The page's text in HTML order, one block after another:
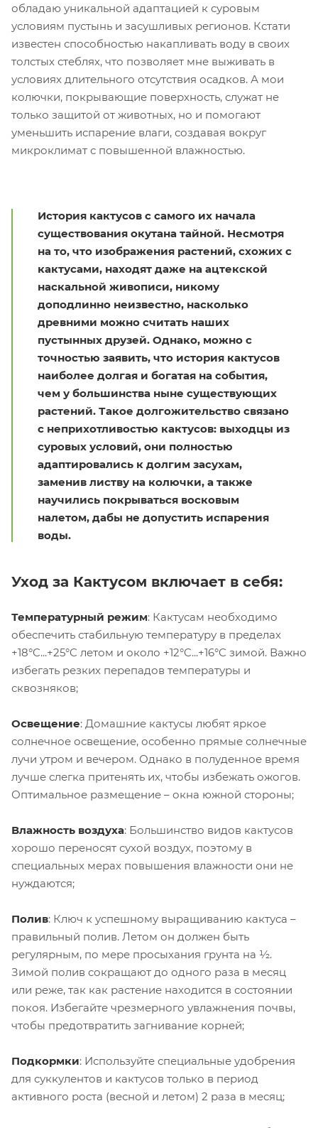
обладаю уникальной адаптацией к суровым
условиям пустынь и засушливых регионов. Кстати
известен способностью накапливать воду в своих
толстых стеблях, что позволяет мне выживать в
условиях длительного отсутствия осадков. А мои
колючки, покрывающие поверхность, служат не
только защитой от животных, но и помогают
уменьшить испарение влаги, создавая вокруг
микроклимат с повышенной влажностью.
История кактусов с самого их начала
существования окутана тайной. Несмотря
на то, что изображения растений, схожих с
кактусами, находят даже на ацтекской
наскальной живописи, никому
доподлинно неизвестно, насколько
древними можно считать наших
пустынных друзей. Однако, можно с
точностью заявить, что история кактусов
наиболее долгая и богатая на события,
чем у большинства ныне существующих
растений. Такое долгожительство связано
с неприхотливостью кактусов: выходцы из
суровых условий, они полностью
адаптировались к долгим засухам,
заменив листву на колючки, а также
научились покрываться восковым
налетом, дабы не допустить испарения
воды.
Уход за Кактусом включает в себя:
Температурный режим: Кактусам необходимо
обеспечить стабильную температуру в пределах
+18°C...+25°C летом и около +12°C...+16°C зимой. Важно
избегать резких перепадов температуры и
сквозняков;
Освещение: Домашние кактусы любят яркое
солнечное освещение, особенно прямые солнечные
лучи утром и вечером. Однако в полуденное время
лучше слегка притенять их, чтобы избежать ожогов.
Оптимальное размещение – окна южной стороны;
Влажность воздуха: Большинство видов кактусов
хорошо переносят сухой воздух, поэтому в
специальных мерах повышения влажности они не
нуждаются;
Полив: Ключ к успешному выращиванию кактуса –
правильный полив. Летом он должен быть
регулярным, по мере просыхания грунта на ½.
Зимой полив сокращают до одного раза в месяц
или реже, так как растение находится в состоянии
покоя. Избегайте чрезмерного увлажнения почвы,
чтобы предотвратить загнивание корней;
Подкормки: Используйте специальные удобрения
для суккулентов и кактусов только в период
активного роста (весной и летом) 2 раза в месяц;